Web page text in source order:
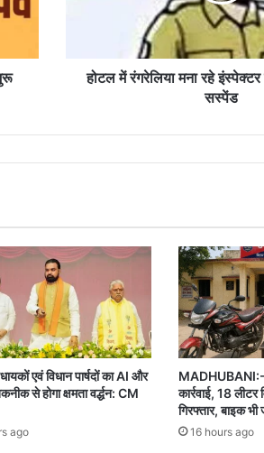
पकड़ा,होटल में रंगरेलिया मना रहे
सस्पेंड
एवं विधान पार्षदों का AI और
से होगा क्षमता वर्द्धन: CM
ago
MADHUBANI:-
कार्रवाई, 18
गिरफ्तार, बाइक भी
16 hours ago